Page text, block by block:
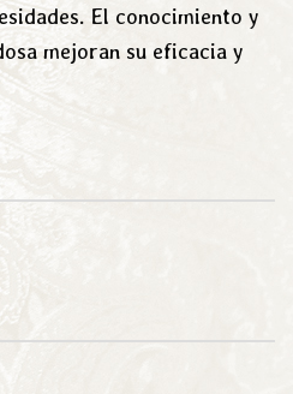
El conocimiento y
mejoran su eficacia y